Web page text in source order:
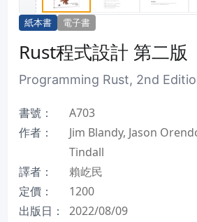
紙本書 電子書
Rust程式設計 第二版
Programming Rust, 2nd
書號：
A703
作者：
Jim Blandy, Jason
Tindall
譯者：
賴屹民
定價：
1200
出版日：
2022/08/09